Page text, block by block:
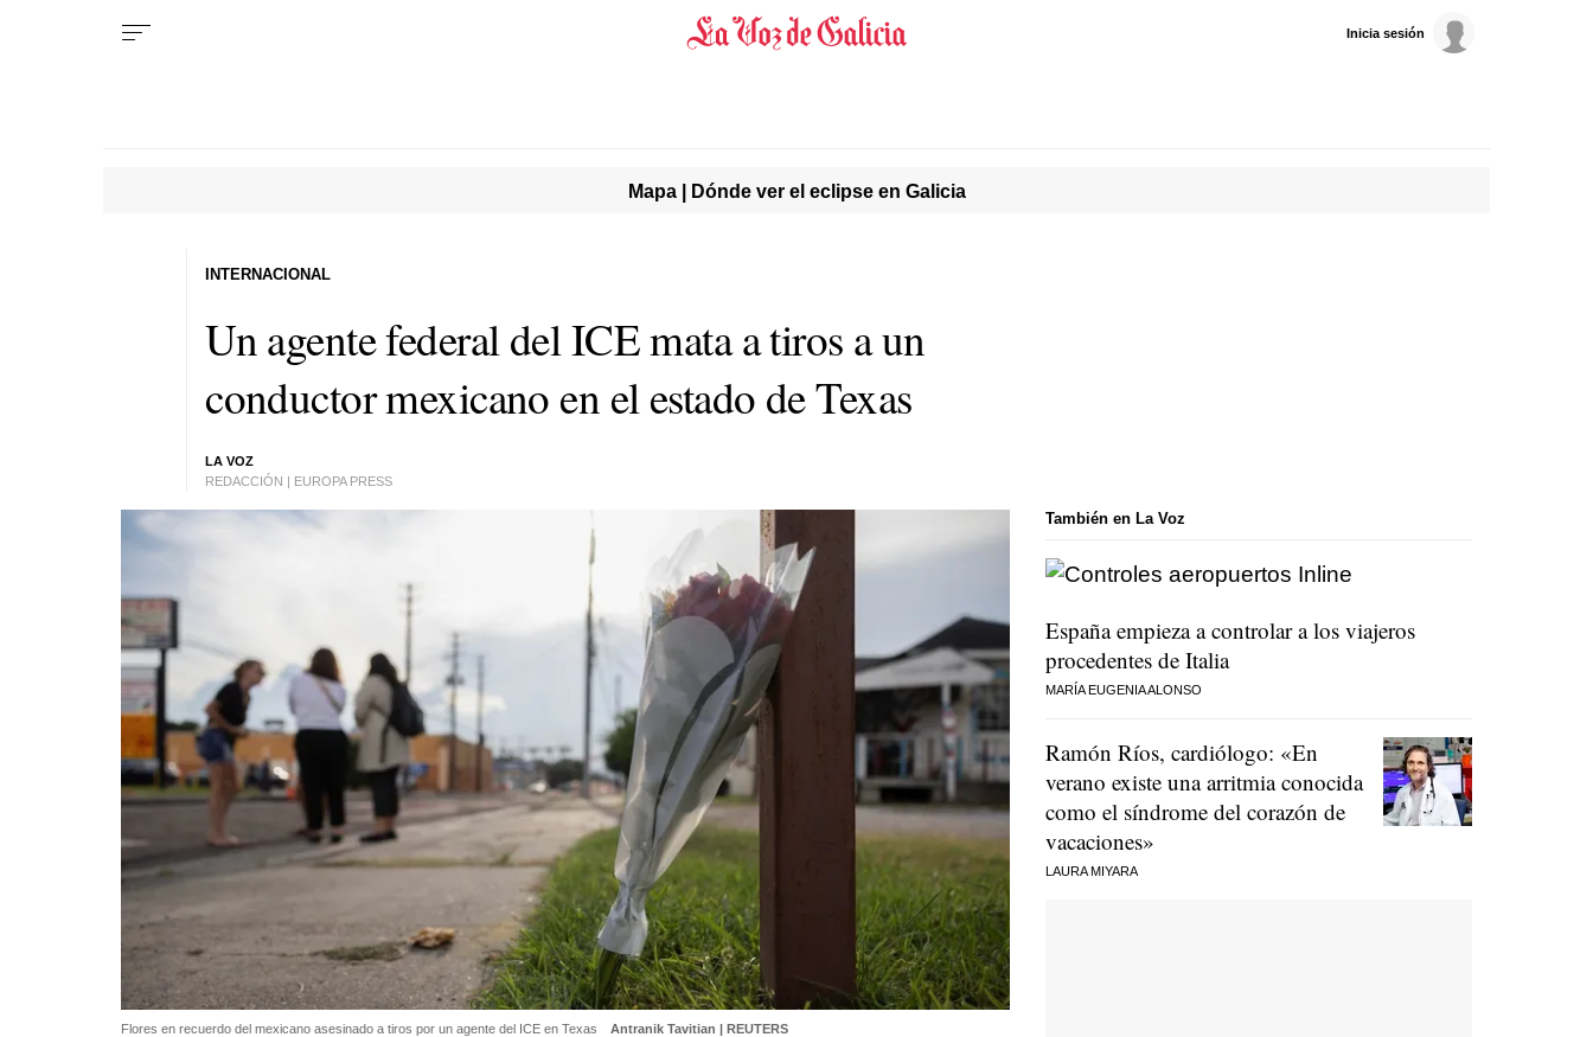
Inicia sesión
Mapa | Dónde ver el eclipse en Galicia
Un agente federal del ICE mata a tiros a un
conductor mexicano en el estado de Texas
LA VOZ
REDACCIÓN | EUROPA PRESS
INTERNACIONAL
Flores en recuerdo del mexicano asesinado a tiros por un agente del ICE en Texas Antranik Tavitian | REUTERS
También en La Voz
España empieza a controlar a los viajeros
procedentes de Italia
MARÍA EUGENIA ALONSO
Ramón Ríos, cardiólogo: «En
verano existe una arritmia conocida
como el síndrome del corazón de
vacaciones»
LAURA MIYARA